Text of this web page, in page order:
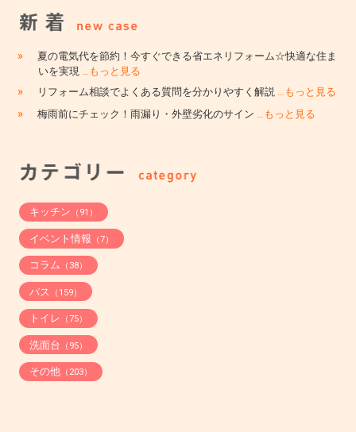
»
夏の電気代を節約！今すぐできる省エネリフォーム☆快適な住ま
いを実現
…もっと見る
» リフォーム相談でよくある質問を分かりやすく解説 …もっと見る
» 梅雨前にチェック！雨漏り・外壁劣化のサイン …もっと見る
キッチン （91）
イベント情報 （7）
コラム （38）
バス （159）
トイレ （75）
洗面台 （95）
その他（203）